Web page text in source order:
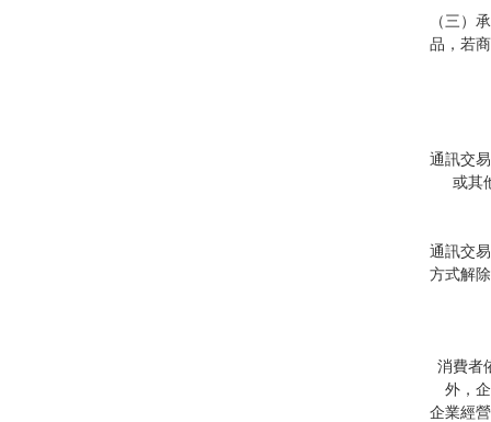
（三）
品，若
通訊交
或其
通訊交
方式解
消費者
外，
企業經